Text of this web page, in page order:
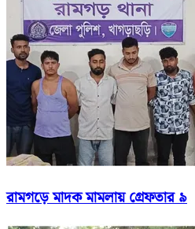
রামগড়ে মাদক মামলায় গ্রেফতার ৯